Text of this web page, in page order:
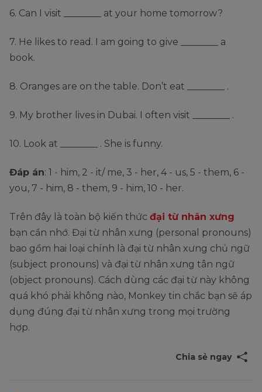
6. Can I visit ________ at your home tomorrow?
7. He likes to read. I am going to give ________ a
book.
8. Oranges are on the table. Don’t eat ________ .
9. My brother lives in Dubai. I often visit ________ .
10. Look at ________ . She is funny.
Đáp án: 1 - him, 2 - it/ me, 3 - her, 4 - us, 5 - them, 6 -
you, 7 - him, 8 - them, 9 - him, 10 - her.
Trên đây là toàn bộ kiến thức đại từ nhân xưng
bạn cần nhớ. Đại từ nhân xưng (personal pronouns)
bao gồm hai loại chính là đại từ nhân xưng chủ ngữ
(subject pronouns) và đại từ nhân xưng tân ngữ
(object pronouns). Cách dùng các đại từ này không
quá khó phải không nào, Monkey tin chắc bạn sẽ áp
dụng đúng đại từ nhân xưng trong mọi trường
hợp.
Chia sẻ ngay